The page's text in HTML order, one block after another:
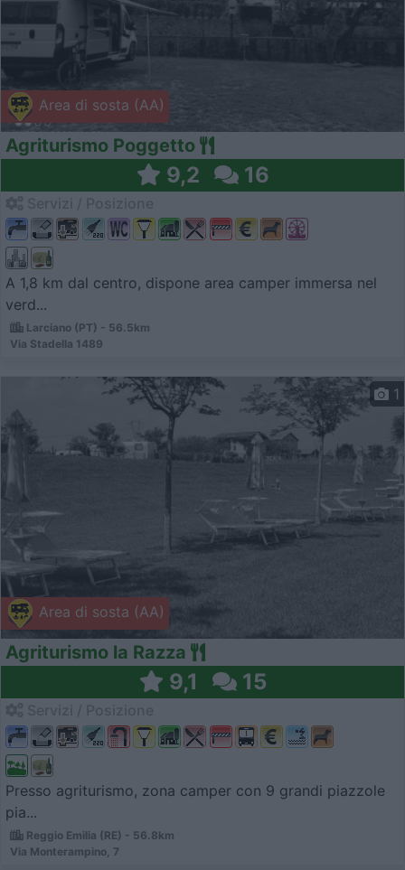
Area di sosta (AA)
Agriturismo Poggetto
9,2 16
A 1,8 km dal centro, dispone area camper immersa nel
verd...
Larciano (PT) - 56.5km
Via Stadella 1489
Area di sosta (AA)
1
Agriturismo la Razza
9,1 15
Presso agriturismo, zona camper con 9 grandi piazzole
pia...
Reggio Emilia (RE) - 56.8km
Via Monterampino, 7